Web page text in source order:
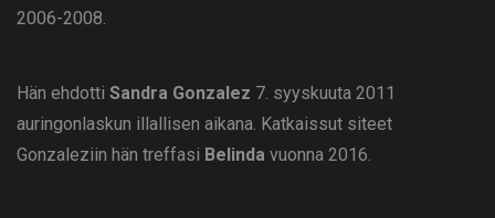
2006-2008.
Hän ehdotti Sandra Gonzalez 7. syyskuuta 2011
auringonlaskun illallisen aikana. Katkaissut siteet
Gonzaleziin hän treffasi Belinda vuonna 2016.